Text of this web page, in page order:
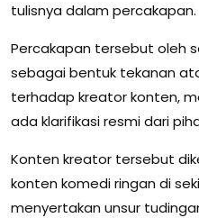
tulisnya dalam percakapan.
Percakapan tersebut oleh
sebagai bentuk tekanan
terhadap kreator konten,
ada klarifikasi resmi dari
Konten kreator tersebut
konten komedi ringan di
menyertakan unsur